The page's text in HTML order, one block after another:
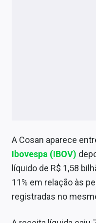
Conteúdo de Marca
Expediente
Contato
A Cosan aparece
Ibovespa (IBOV)
líquido de R$ 1,58
11% em relação às
registradas no